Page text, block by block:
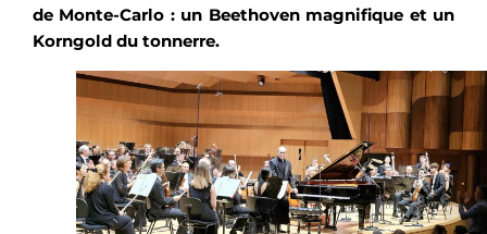
de Monte-Carlo : un Beethoven magnifique et un
Korngold du tonnerre.